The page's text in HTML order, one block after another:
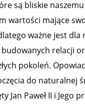
są bliskie
wartości mające
ważne jest dla
budowanych relacji
pokoleń.
do naturalnej
Jan Paweł II i Jego